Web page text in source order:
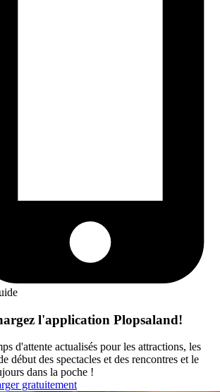
l'application Plopsaland!
d'attente actualisés pour les attractions, les
début des spectacles et des rencontres et le
dans la poche !
gratuitement